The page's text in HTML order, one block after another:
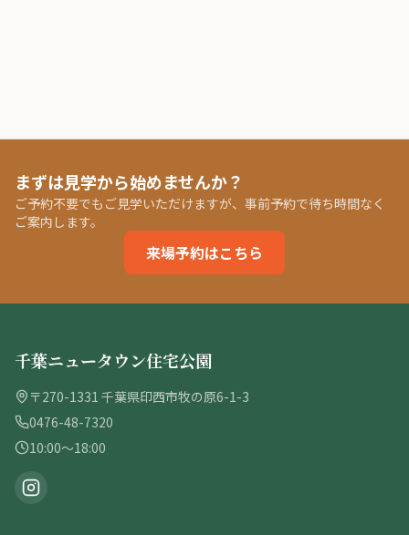
まずは見学から始めませんか？
ご予約不要でもご見学いただけますが、事前予約で待ち時間なく
ご案内します。
来場予約はこちら
千葉ニュータウン住宅公園
〒270-1331 千葉県印西市牧の原6-1-3
0476-48-7320
10:00〜18:00